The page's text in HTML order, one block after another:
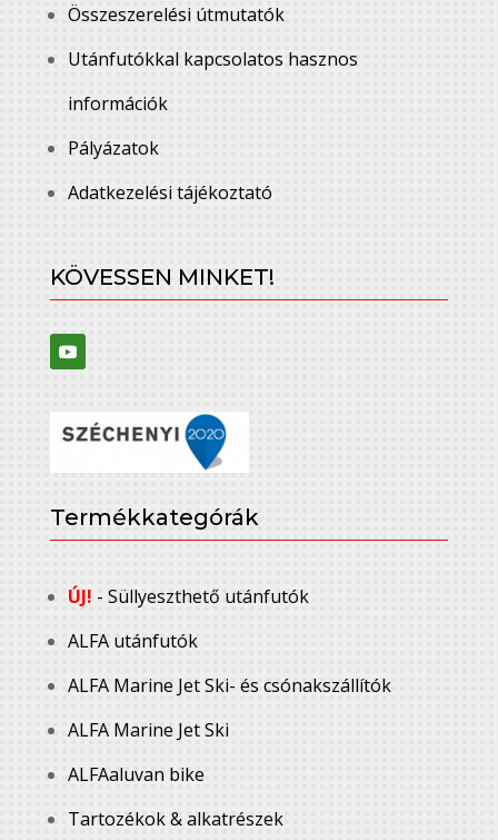
Összeszerelési útmutatók
Utánfutókkal kapcsolatos hasznos
információk
Pályázatok
Adatkezelési tájékoztató
KÖVESSEN MINKET!
Termékkategórák
ÚJ! - Süllyeszthető utánfutók
ALFA utánfutók
ALFA Marine Jet Ski- és csónakszállítók
ALFA Marine Jet Ski
ALFAaluvan bike
Tartozékok & alkatrészek